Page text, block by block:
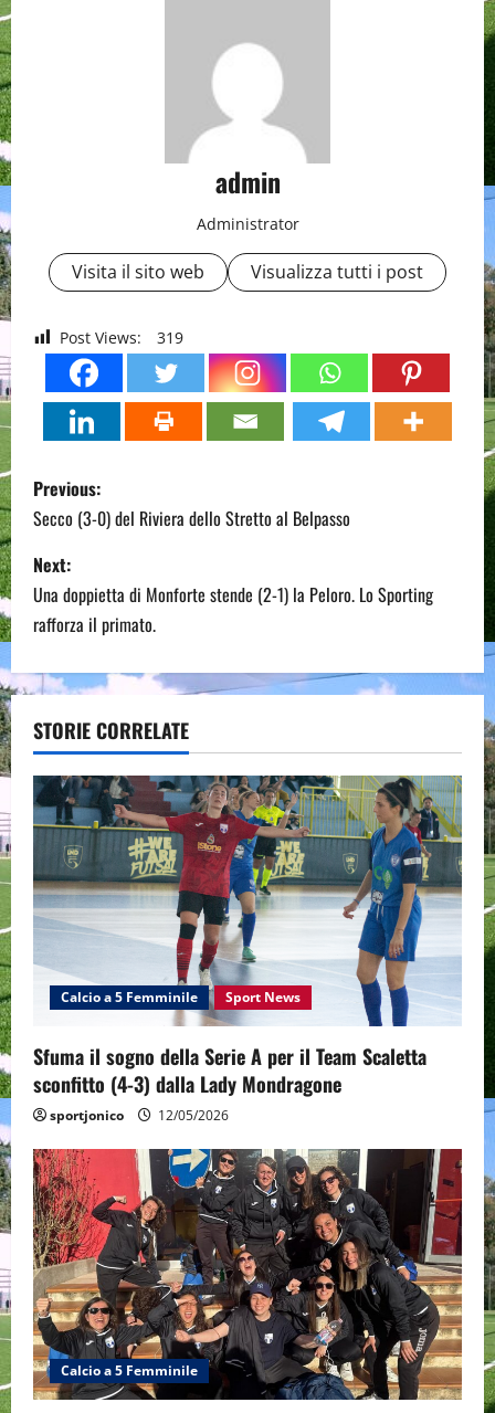
admin
Administrator
Visita il sito web Visualizza tutti i post
Post Views: 319
P
o
s
t
n
a
v
i
g
a
t
o
n
Previous:
Secco (3-0) del Riviera dello Stretto al Belpasso
Next:
Una doppietta di Monforte stende (2-1) la Peloro. Lo Sporting
rafforza il primato.
STORIE CORRELATE
Calcio a 5 Femminile Sport News
Sfuma il sogno della Serie A per il Team Scaletta
sconfitto (4-3) dalla Lady Mondragone
sportjonico 12/05/2026
Calcio a 5 Femminile